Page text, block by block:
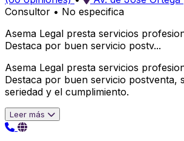
Consultor • No especifica
Asema Legal presta servicios
Destaca por buen servicio postv...
Asema Legal presta servicios
Destaca por buen servicio postventa,
seriedad y el cumplimiento.
Leer más